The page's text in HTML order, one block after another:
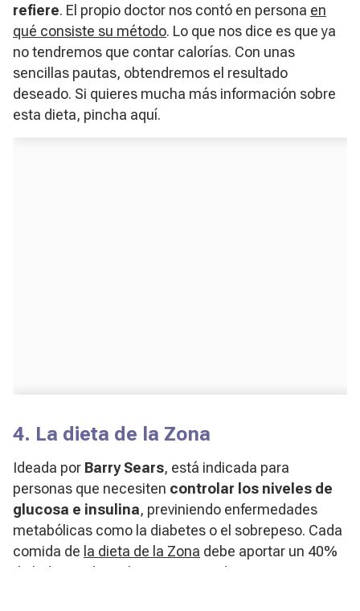
refiere. El propio doctor nos contó en persona en
qué consiste su método. Lo que nos dice es que ya
no tendremos que contar calorías. Con unas
sencillas pautas, obtendremos el resultado
deseado. Si quieres mucha más información sobre
esta dieta, pincha aquí.
4. La dieta de la Zona
Ideada por Barry Sears, está indicada para
personas que necesiten controlar los niveles de
glucosa e insulina, previniendo enfermedades
metabólicas como la diabetes o el sobrepeso. Cada
comida de la dieta de la Zona debe aportar un 40%
de hidratos de carbono, un 30% de grasas y otro